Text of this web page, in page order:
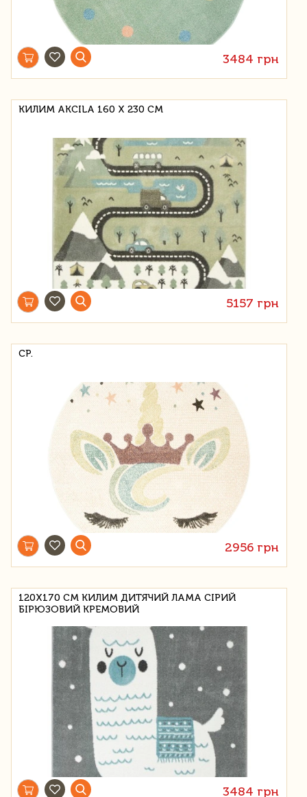
3484 грн
КИЛИМ AKCILA 160 Х 230 СМ
5157 грн
СР.
2956 грн
120Х170 СМ КИЛИМ ДИТЯЧИЙ ЛАМА СІРИЙ
БІРЮЗОВИЙ КРЕМОВИЙ
3484 грн